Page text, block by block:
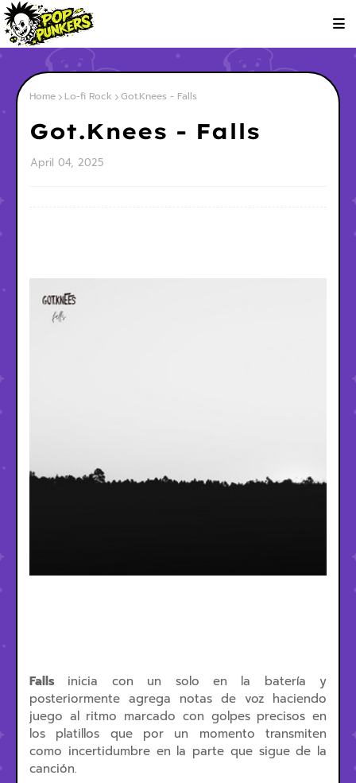
Home Lo-fi Rock Got.Knees - Falls
Got.Knees - Falls
April 04, 2025
Falls inicia con un solo en la batería y
posteriormente agrega notas de voz haciendo
juego al ritmo marcado con golpes precisos en
los platillos que por un momento transmiten
como incertidumbre en la parte que sigue de la
canción.